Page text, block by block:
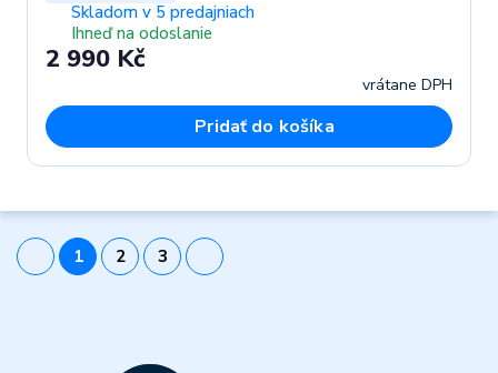
Skladom v 5 predajniach
Ihneď na odoslanie
2 990 Kč
vrátane DPH
Pridať do košíka
1 2 3